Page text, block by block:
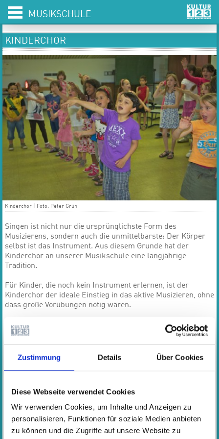
Zustimmung Details Über Cookies
Diese Webseite verwendet Cookies
Wir verwenden Cookies, um Inhalte und Anzeigen zu
personalisieren, Funktionen für soziale Medien anbieten
zu können und die Zugriffe auf unsere Website zu
MUSIKSCHULE
KINDERCHOR
Kinderchor | Foto: Peter Grün
Singen ist nicht nur die ursprünglichste Form des
Musizierens, sondern auch die unmittelbarste: Der Körper
selbst ist das Instrument. Aus diesem Grunde hat der
Kinderchor an unserer Musikschule eine langjährige
Tradition.
Für Kinder, die noch kein Instrument erlernen, ist der
Kinderchor der ideale Einstieg in das aktive Musizieren, ohne
dass große Vorübungen nötig wären.
Aber auch für Kinder, die bereits ein Instrument erlernen, ist
das gemeinsame Singen eine wichtige Ergänzung zum
Instrumentalunterricht. Kinder, die ein Tasteninstrument
erlernen, haben am Anfang weniger Gelegenheit zum
gemeinsamen Musizieren mit anderen als Kinder, die zum
Beispiel ein Blas- oder Streichinstrument erlernen.
Kinderchor ausgeglichen werden.
Besondere Voraussetzungen gibt es nicht. Jedes Kind ist
herzlich willkommen. Derzeit nehmen Kinder zwischen dem
6. und 11. Lebensjahr am Kinderchor teil. In der Regel sollen